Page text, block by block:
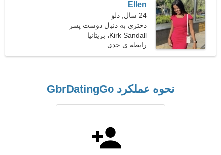
Ellen
24 سال, دلو
دختری به دنبال دوست پسر
26-35
Kirk Sandall، بریتانیا
رابطه ی جدی
نحوه عملکرد GbrDatingGo